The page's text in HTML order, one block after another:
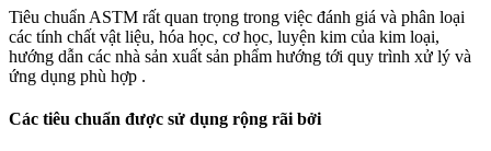
Tiêu chuẩn ASTM rất quan trọng trong việc đánh giá và phân loại
các tính chất vật liệu, hóa học, cơ học, luyện kim của kim loại,
hướng dẫn các nhà sản xuất sản phẩm hướng tới quy trình xử lý và
ứng dụng phù hợp .
Các tiêu chuẩn được sử dụng rộng rãi bởi